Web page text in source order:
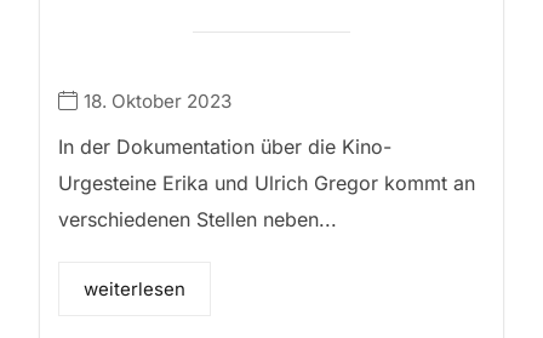
18. Oktober 2023
In der Dokumentation über die Kino-
Urgesteine Erika und Ulrich Gregor kommt an
verschiedenen Stellen neben...
weiterlesen